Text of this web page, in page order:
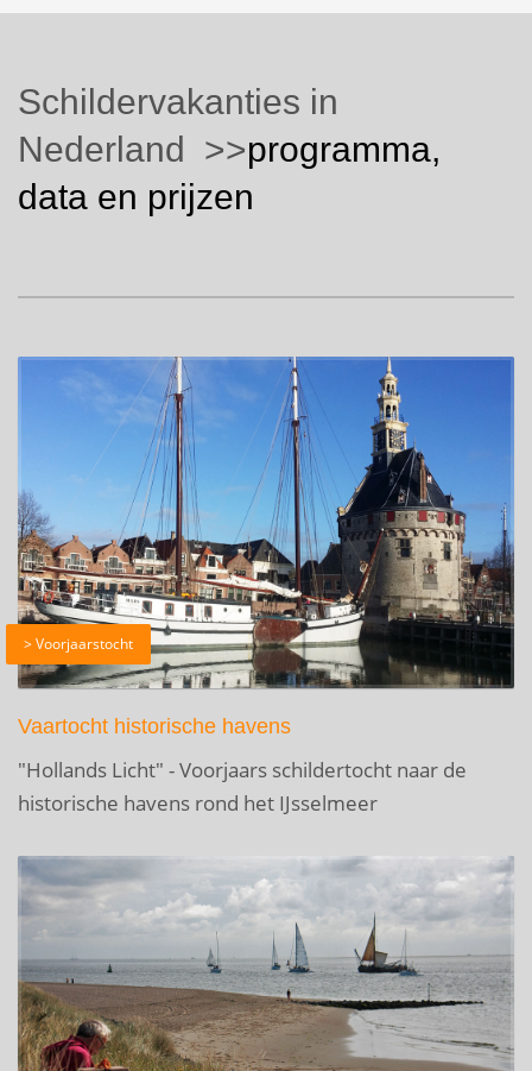
Schildervakanties in
Nederland >>programma,
data en prijzen
> Voorjaarstocht
Vaartocht historische havens
"Hollands Licht" - Voorjaars schildertocht naar de
historische havens rond het IJsselmeer